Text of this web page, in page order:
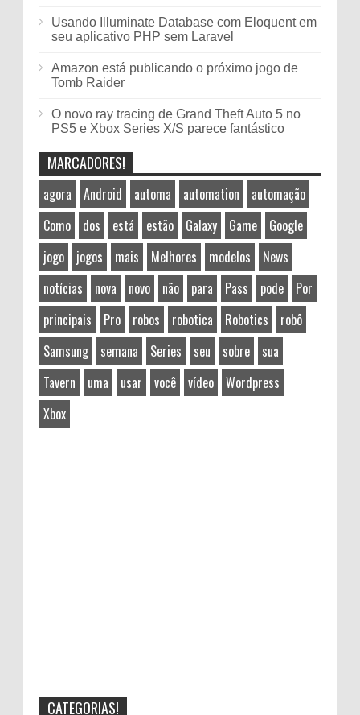
Usando Illuminate Database com Eloquent em
seu aplicativo PHP sem Laravel
Amazon está publicando o próximo jogo de
Tomb Raider
O novo ray tracing de Grand Theft Auto 5 no
PS5 e Xbox Series X/S parece fantástico
MARCADORES!
agora Android automa automation
automação
Como
dos está estão Galaxy Game
Google
jogo
jogos mais Melhores modelos
News
notícias
nova novo não para Pass pode
Por
principais
Pro robos robotica Robotics
robô
Samsung
semana Series seu sobre
sua
Tavern
uma usar você vídeo
Wordpress
Xbox
CATEGORIAS!